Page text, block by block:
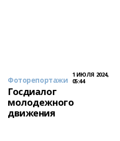
Фоторепортажи
1 ИЮЛЯ 2024,
05:44
Госдиалог
молодежного
движения